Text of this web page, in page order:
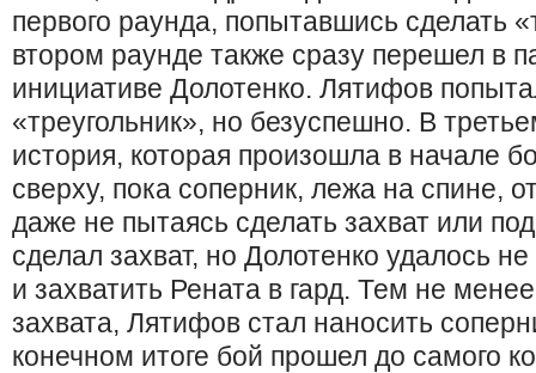
первого раунда, попытавшись сделать
втором раунде также сразу перешел в
инициативе Долотенко. Лятифов
«треугольник», но безуспешно. В
история, которая произошла в начале
сверху, пока соперник, лежа на спине,
даже не пытаясь сделать захват или
сделал захват, но Долотенко удалось
и захватить Рената в гард. Тем не
захвата, Лятифов стал наносить
конечном итоге бой прошел до самого